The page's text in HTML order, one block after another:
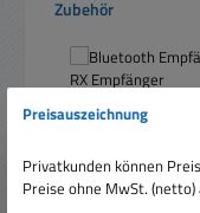
Produktgalerie
Zubehör
Preisauszeichnung
Privatkunden können
Preise ohne MwSt.